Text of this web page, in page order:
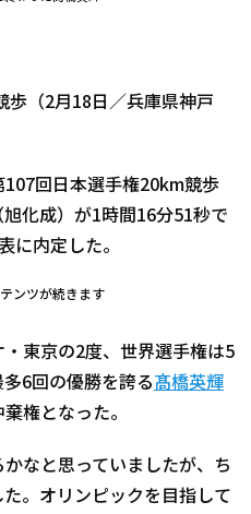
（2月18日／兵庫県神戸
回日本選手権20km競歩
旭化成）が1時間16分51秒で
に内定した。
ンツが続きます
東京の2度、世界選手権は5
6回の優勝を誇る髙橋英輝
権となった。
なと思っていましたが、ち
。オリンピックを目指して